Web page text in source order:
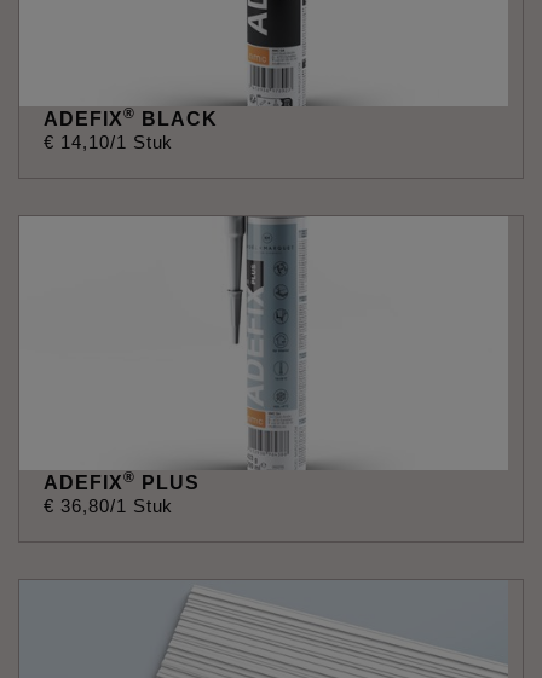
ADEFIX®
BLACK
€ 14,10/1 Stuk
ADEFIX®
PLUS
€ 36,80/1 Stuk